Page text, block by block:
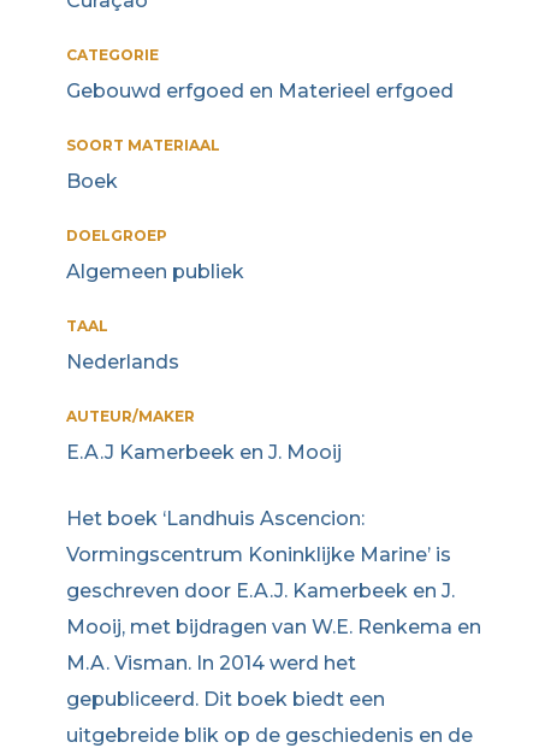
CATEGORIE
Gebouwd erfgoed en Materieel erfgoed
SOORT MATERIAAL
Boek
DOELGROEP
Algemeen publiek
TAAL
Nederlands
AUTEUR/MAKER
E.A.J Kamerbeek en J. Mooij
Het boek ‘Landhuis Ascencion:
Vormingscentrum Koninklijke Marine’ is
geschreven door E.A.J. Kamerbeek en J.
Mooij, met bijdragen van W.E. Renkema en
M.A. Visman. In 2014 werd het
gepubliceerd. Dit boek biedt een
uitgebreide blik op de geschiedenis en de